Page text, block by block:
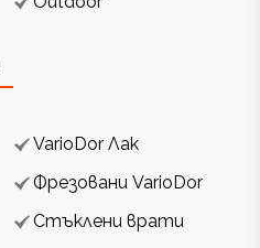
VarioDor Лак
Фрезовани VarioDor
Стъклени врати